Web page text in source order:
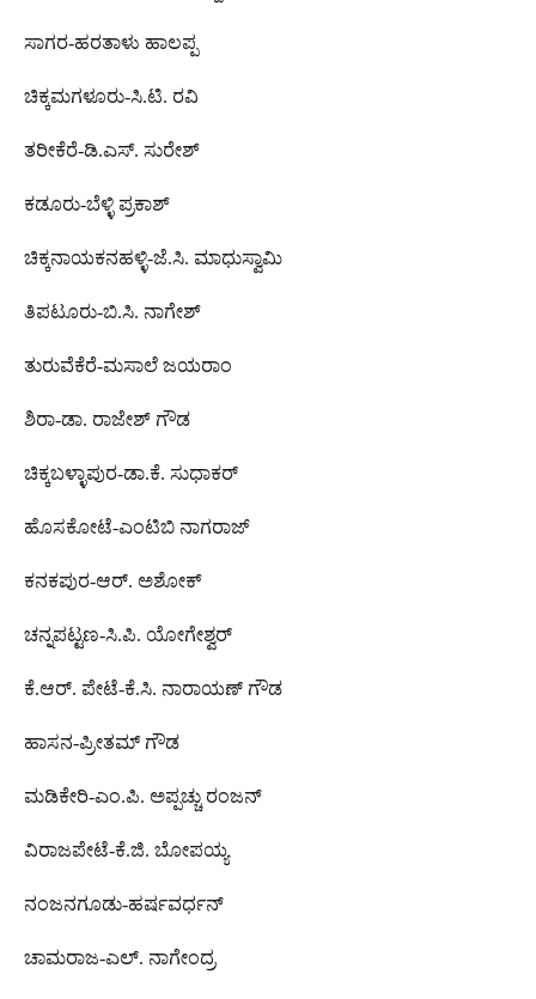
ಸಾಗರ-ಹರತಾಳು ಹಾಲಪ್ಪ
ಚಿಕ್ಕಮಗಳೂರು-ಸಿ.ಟಿ. ರವಿ
ತರೀಕೆರೆ-ಡಿ.ಎಸ್. ಸುರೇಶ್
ಕಡೂರು-ಬೆಳ್ಳಿ ಪ್ರಕಾಶ್
ಚಿಕ್ಕನಾಯಕನಹಳ್ಳಿ-ಜೆ.ಸಿ‌. ಮಾಧುಸ್ವಾಮಿ
ತಿಪಟೂರು-ಬಿ.ಸಿ‌. ನಾಗೇಶ್
ತುರುವೆಕೆರೆ-ಮಸಾಲೆ ಜಯರಾಂ
ಶಿರಾ-ಡಾ. ರಾಜೇಶ್ ಗೌಡ
ಚಿಕ್ಕಬಳ್ಳಾಪುರ-ಡಾ.ಕೆ. ಸುಧಾಕರ್
ಹೊಸಕೋಟೆ-ಎಂಟಿಬಿ ನಾಗರಾಜ್
ಕನಕಪುರ-ಆರ್. ಅಶೋಕ್
ಚನ್ನಪಟ್ಟಣ-ಸಿ.ಪಿ. ಯೋಗೇಶ್ವರ್
ಕೆ.ಆರ್. ಪೇಟೆ-ಕೆ.ಸಿ. ನಾರಾಯಣ್ ಗೌಡ
ಹಾಸನ-ಪ್ರೀತಮ್ ಗೌಡ
ಮಡಿಕೇರಿ-ಎಂ.ಪಿ. ಅಪ್ಪಚ್ಚು ರಂಜನ್
ವಿರಾಜಪೇಟೆ-ಕೆ.ಜಿ. ಬೋಪಯ್ಯ
ನಂಜನಗೂಡು-ಹರ್ಷವರ್ಧನ್
ಚಾಮರಾಜ-ಎಲ್. ನಾಗೇಂದ್ರ